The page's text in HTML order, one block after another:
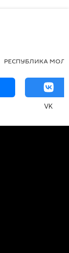
РЕСПУБЛИКА
VK